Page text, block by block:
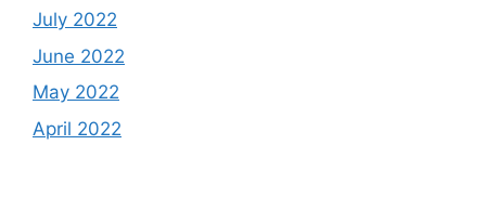
July 2022
June 2022
May 2022
April 2022